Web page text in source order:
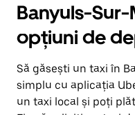
Banyuls-
opțiuni de
Să găsești un taxi în
simplu cu aplicația
un taxi local și poți